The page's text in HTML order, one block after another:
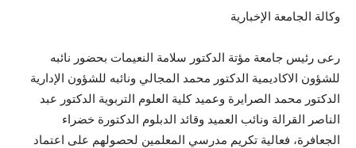
وكالة الجامعة الإخبارية
رعى رئيس جامعة مؤتة الدكتور سلامة النعيمات بحضور نائبه
للشؤون الاكاديمية الدكتور محمد المجالي ونائبه للشؤون الإدارية
الدكتور محمد الصرايرة وعميد كلية العلوم التربوية الدكتور عبد
الناصر القرالة ونائب العميد وقائد الدبلوم الدكتورة خضراء
الجعافرة، فعالية تكريم مدرسي المعلمين لحصولهم على اعتماد